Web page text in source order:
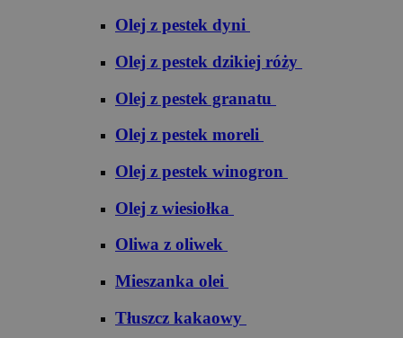
Olej z pestek dyni
Olej z pestek dzikiej róży
Olej z pestek granatu
Olej z pestek moreli
Olej z pestek winogron
Olej z wiesiołka
Oliwa z oliwek
Mieszanka olei
Tłuszcz kakaowy